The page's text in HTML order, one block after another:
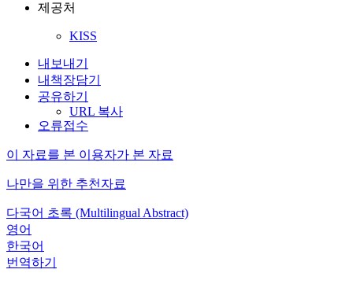
제공처
KISS
내보내기
내책장담기
공유하기
URL 복사
오류접수
이 자료를 본 이용자가 본 자료
나만을 위한 추천자료
다국어 초록 (Multilingual Abstract)
영어
한국어
번역하기